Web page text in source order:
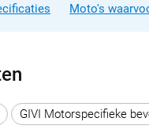
Moto's
GIVI Motorspecifieke